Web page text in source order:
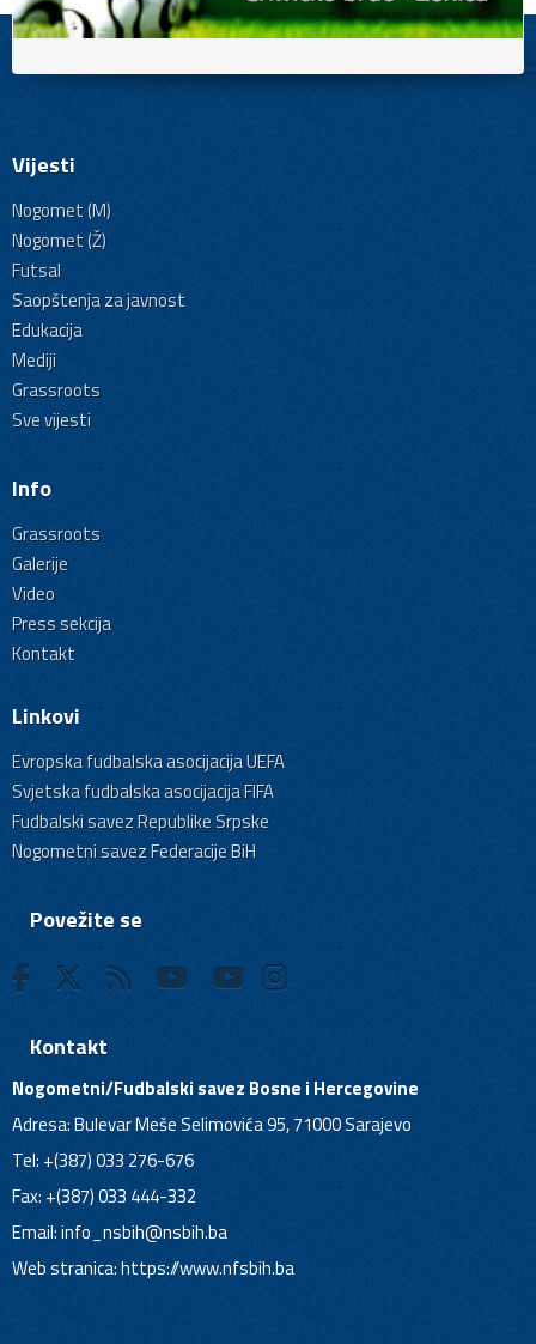
Vijesti
Nogomet (M)
Nogomet (Ž)
Futsal
Saopštenja za javnost
Edukacija
Mediji
Grassroots
Sve vijesti
Info
Grassroots
Galerije
Video
Press sekcija
Kontakt
Linkovi
Evropska fudbalska asocijacija UEFA
Svjetska fudbalska asocijacija FIFA
Fudbalski savez Republike Srpske
Nogometni savez Federacije BiH
Povežite se
Kontakt
Nogometni/Fudbalski savez Bosne i Hercegovine
Adresa: Bulevar Meše Selimovića 95, 71000 Sarajevo
Tel: +(387) 033 276-676
Fax: +(387) 033 444-332
Email:info_nsbih@nsbih.ba
Web stranica: https://www.nfsbih.ba